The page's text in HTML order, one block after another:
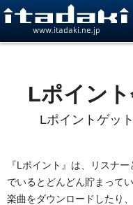
www.itadaki.ne.jp
Lポイン
Lポイントゲッ
『Lポイント』は、リスナ
でいるとどんどん貯まって
楽曲をダウンロードしたり